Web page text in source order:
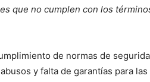
que no cumplen con los
de normas de
y falta de garantías para